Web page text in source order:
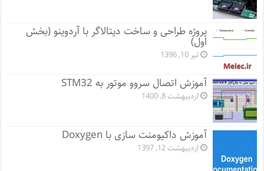
پروژه طراحی و ساخت دیتالاگر با آردوینو (بخش
اول)
تیر 10, 1396
آموزش اتصال سروو موتور به STM32
اردیبهشت 8, 1400
آموزش داکیومنت سازی با Doxygen
اردیبهشت 12, 1397